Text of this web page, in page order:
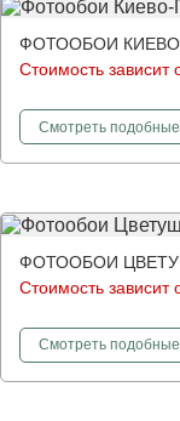
ФОТООБОИ
Стоимость зависит
Смотретьфотообои
подобные
ФОТООБОИ
Стоимость зависит
Смотретьфотообои
подобные